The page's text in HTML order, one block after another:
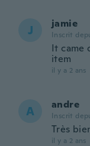
J jamie
Inscrit
It came
item
il y a 2 ans
A andre
Inscrit
Très
il y a 2 ans